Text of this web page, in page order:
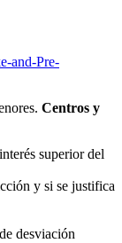
and-Pre-
Centros y
superior del
y si se justifica
desviación